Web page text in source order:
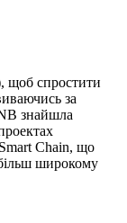
щоб спростити
за
знайшла
Chain, що
широкому